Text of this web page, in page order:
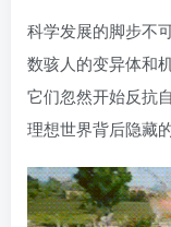
科学发展的脚步不
数骇人的变异体和
它们忽然开始反抗
理想世界背后隐藏的